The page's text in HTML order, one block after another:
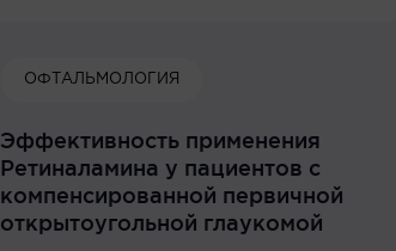
ОФТАЛЬМОЛОГИЯ
Эффективность применения
Ретиналамина у пациентов с
компенсированной первичной
открытоугольной глаукомой